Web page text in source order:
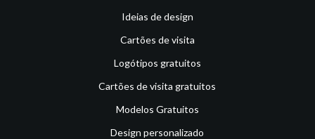
Ideias de design
Cartões de visita
Logótipos gratuitos
Cartões de visita gratuitos
Modelos Gratuitos
Design personalizado